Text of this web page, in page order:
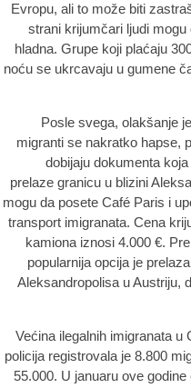
Evropu, ali to može biti
strani krijumčari ljudi
hladna. Grupe koji plaćaju
noću se ukrcavaju u gumene
Posle svega, olakšanje
migranti se nakratko hapse,
dobijaju dokumenta
prelaze granicu u blizini
mogu da posete Café Paris i
transport imigranata. Cena
kamiona iznosi 4.000 €.
popularnija opcija je
Aleksandropolisa u Austriju,
Većina ilegalnih imigranata
policija registrovala je 8.800
55.000. U januaru ove